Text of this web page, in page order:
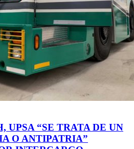
UPSA “SE TRATA DE UN
O ANTIPATRIA”